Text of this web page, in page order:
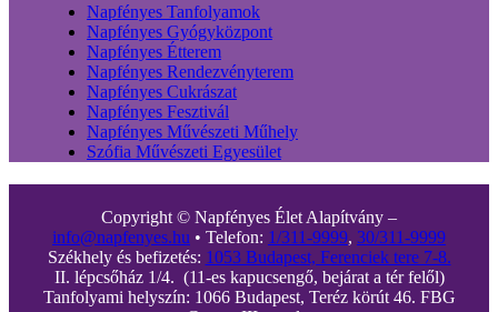
Napfényes Tanfolyamok
Napfényes Gyógyközpont
Napfényes Étterem
Napfényes Rendezvényterem
Napfényes Cukrászat
Napfényes Fesztivál
Napfényes Művészeti Műhely
Szófia Művészeti Egyesület
Copyright © Napfényes Élet Alapítvány –
info@napfenyes.hu • Telefon: 1/311-9999, 30/311-9999
Székhely és befizetés: 1053 Budapest, Ferenciek tere 7-8.
II. lépcsőház 1/4. (11-es kapucsengő, bejárat a tér felől)
Tanfolyami helyszín: 1066 Budapest, Teréz körút 46. FBG